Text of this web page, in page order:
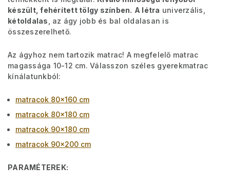
készült, fehérített tölgy színben. A létra univerzális,
kétoldalas , az ágy jobb és bal oldalasan is
összeszerelhető.
Az ágyhoz nem tartozik matrac! A megfelelő matrac
magassága 10-12 cm. Válasszon széles gyerekmatrac
kínálatunkból:
matracok 80x160 cm
matracok 80x180 cm
matracok 90x180 cm
matracok 90x200 cm
PARAMÉTEREK: